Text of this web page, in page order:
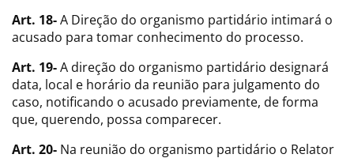
Art. 18-A Direção do organismo partidário intimará o
acusado para tomar conhecimento do processo.
Art. 19-A direção do organismo partidário designará
data, local e horário da reunião para julgamento do
caso, notificando o acusado previamente, de forma
que, querendo, possa comparecer.
Art. 20- Na reunião do organismo partidário o Relator